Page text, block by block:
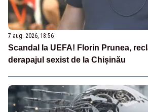
7 aug. 2026, 18:56
Scandal la UEFA! Florin Prunea,
derapajul sexist de la Chișinău